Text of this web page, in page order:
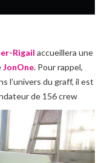
Rigail accueillera une
JonOne. Pour rappel,
l’univers du graff, il est
de 156 crew